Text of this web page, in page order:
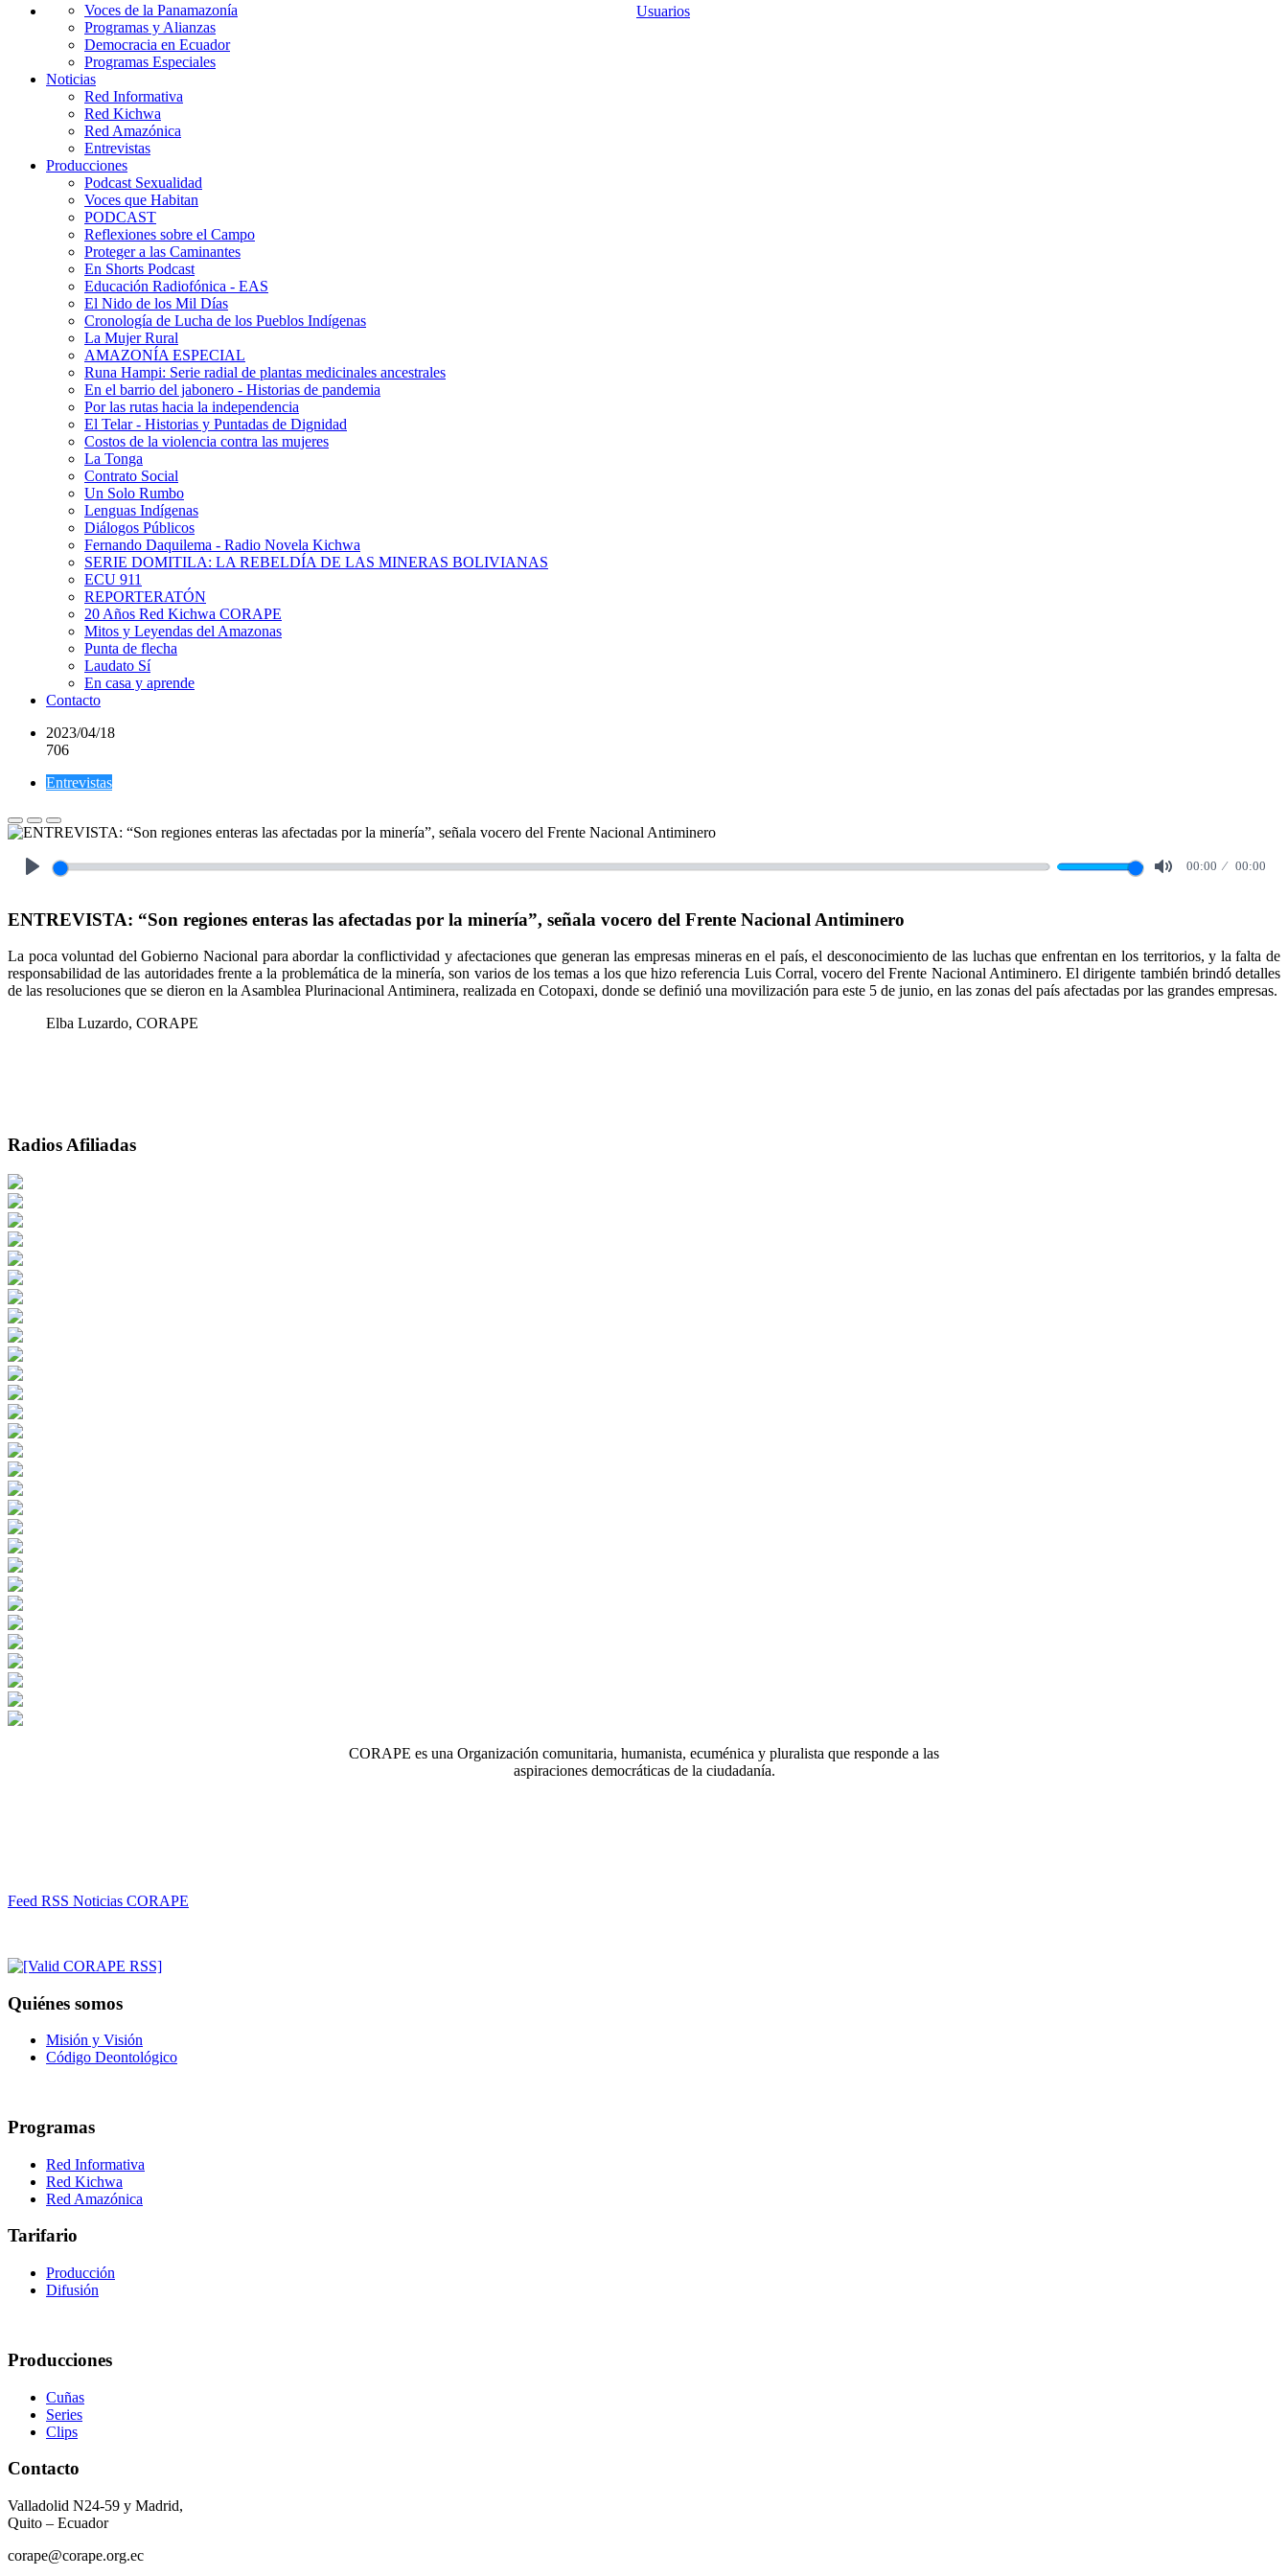
Usuarios
Voces de la Panamazonía
Programas y Alianzas
Democracia en Ecuador
Programas Especiales
Noticias
Red Informativa
Red Kichwa
Red Amazónica
Entrevistas
Producciones
Podcast Sexualidad
Voces que Habitan
PODCAST
Reflexiones sobre el Campo
Proteger a las Caminantes
En Shorts Podcast
Educación Radiofónica - EAS
El Nido de los Mil Días
Cronología de Lucha de los Pueblos Indígenas
La Mujer Rural
AMAZONÍA ESPECIAL
Runa Hampi: Serie radial de plantas medicinales ancestrales
En el barrio del jabonero - Historias de pandemia
Por las rutas hacia la independencia
El Telar - Historias y Puntadas de Dignidad
Costos de la violencia contra las mujeres
La Tonga
Contrato Social
Un Solo Rumbo
Lenguas Indígenas
Diálogos Públicos
Fernando Daquilema - Radio Novela Kichwa
SERIE DOMITILA: LA REBELDÍA DE LAS MINERAS BOLIVIANAS
ECU 911
REPORTERATÓN
20 Años Red Kichwa CORAPE
Mitos y Leyendas del Amazonas
Punta de flecha
Laudato Sí
En casa y aprende
Contacto
2023/04/18
706
Entrevistas
00:00 00:00
ENTREVISTA: “Son regiones enteras las afectadas por la minería”, señala vocero del Frente Nacional Antiminero
La poca voluntad del Gobierno Nacional para abordar la conflictividad y afectaciones que generan las empresas mineras en el país, el desconocimiento de las luchas que enfrentan en los territorios, y la falta de
responsabilidad de las autoridades frente a la problemática de la minería, son varios de los temas a los que hizo referencia Luis Corral, vocero del Frente Nacional Antiminero. El dirigente también brindó detalles
de las resoluciones que se dieron en la Asamblea Plurinacional Antiminera, realizada en Cotopaxi, donde se definió una movilización para este 5 de junio, en las zonas del país afectadas por las grandes empresas.
Elba Luzardo, CORAPE
Radios Afiliadas
CORAPE es una Organización comunitaria, humanista, ecuménica y pluralista que responde a las
aspiraciones democráticas de la ciudadanía.
Feed RSS Noticias CORAPE
Quiénes somos
Misión y Visión
Código Deontológico
Programas
Red Informativa
Red Kichwa
Red Amazónica
Tarifario
Producción
Difusión
Producciones
Cuñas
Series
Clips
Contacto
Valladolid N24-59 y Madrid,
Quito – Ecuador
corape@corape.org.ec